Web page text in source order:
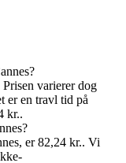
varierer dog
er en travl tid på
kr..
er 82,24 kr.. Vi